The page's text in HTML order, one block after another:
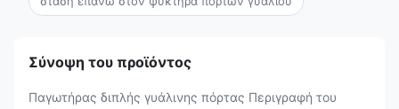
Σύνοψη του προϊόντος
Παγωτήρας διπλής γυάλινης πόρτας Περιγραφή του